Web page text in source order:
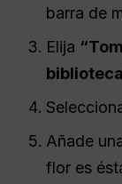
barra de
Elija
Añade
flor es